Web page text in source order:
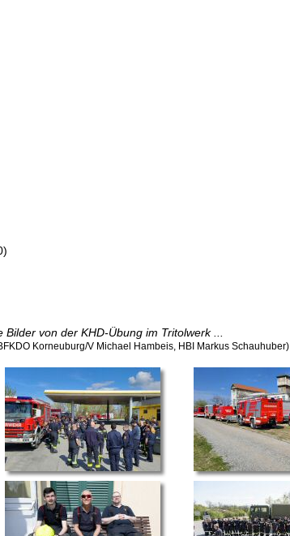
Bilder von der KHD-Übung im Tritolwerk ...
Korneuburg/V Michael Hambeis, HBI Markus Schauhuber)